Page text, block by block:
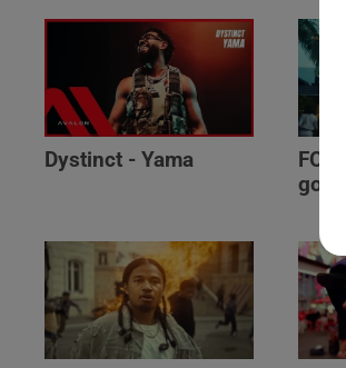
Dystinct - Yama
golibe